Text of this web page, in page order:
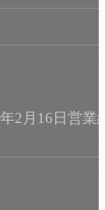
2月16日営業